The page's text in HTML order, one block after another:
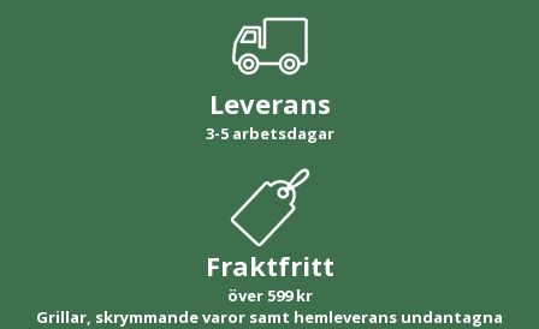
Leverans
3-5 arbetsdagar
Fraktfritt
över 599 kr
Grillar, skrymmande varor samt hemleverans undantagna